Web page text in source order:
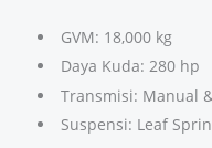
GVM: 18,000 kg
Daya Kuda: 280 hp
Transmisi: Manual
Suspensi: Leaf